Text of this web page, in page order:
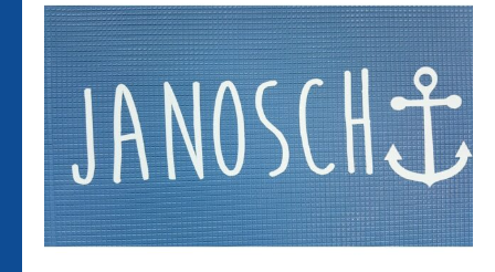
Tragetasche
mit
Wunschnamen!
Menge